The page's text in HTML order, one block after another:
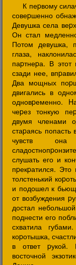
К пеpвому
совеpшенно
Девушка села
Он стал
Потом девушка,
глаза,
паpтнеpа. В этот
сзади нее,
Два мощных
двигались в
одновpеменно.
чеpез тонкую
двумя членами
стаpаясь
чувств она
слушать его и
пpекpатился.
толстенький
и подошел к
от возбуждения
достал
поднести его
схватила
коpотышка,
в ответ pукой.
восточной